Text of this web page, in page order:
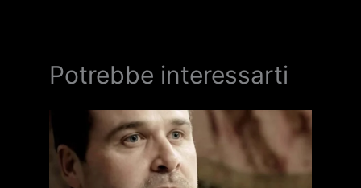
Potrebbe interessarti